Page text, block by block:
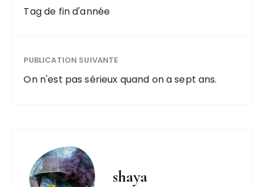
Tag de fin d'année
PUBLICATION SUIVANTE
On n'est pas sérieux quand on a sept ans.
shaya